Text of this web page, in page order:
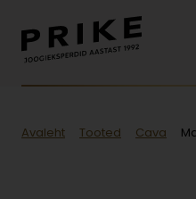
Avaleht Tooted Cava